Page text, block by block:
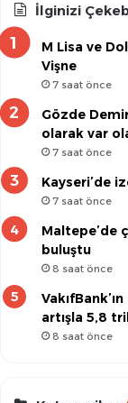
İlginizi
M Lisa ve
Vişne
7 saat önce
Gözde
olarak var
7 saat önce
Kayseri’de
7 saat önce
Maltepe’de
buluştu
8 saat önce
artışla 5,8
8 saat önce